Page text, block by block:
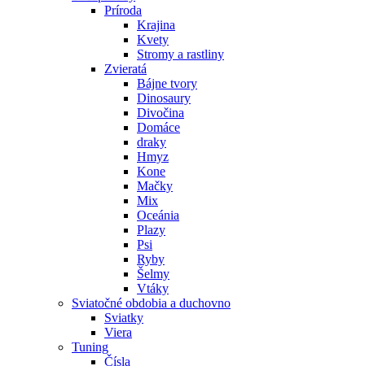
Príroda
Krajina
Kvety
Stromy a rastliny
Zvieratá
Bájne tvory
Dinosaury
Divočina
Domáce
draky
Hmyz
Kone
Mačky
Mix
Oceánia
Plazy
Psi
Ryby
Šelmy
Vtáky
Sviatočné obdobia a duchovno
Sviatky
Viera
Tuning
Čísla